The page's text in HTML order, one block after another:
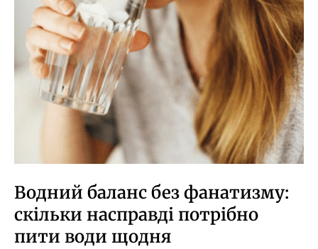
Водний баланс без фанатизму:
скільки насправді потрібно
пити води щодня